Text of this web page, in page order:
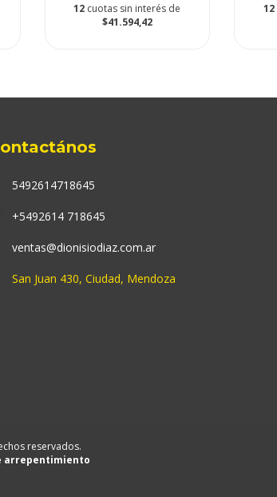
12 cuotas sin interés de
$41.594,42
12
5492614718645
+5492614 718645
ventas@dionisiodiaz.com.ar
San Juan 430, Ciudad, Mendoza
reservados.
arrepentimiento